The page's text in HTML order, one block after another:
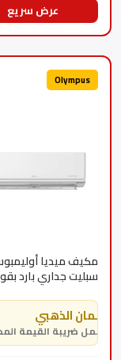
عرض سريع
Olympus
مكيف ميديا
سبليت جداري بارد
12100 وحدة
(MSTL12CRN1AG2)
الضمان الذهبي